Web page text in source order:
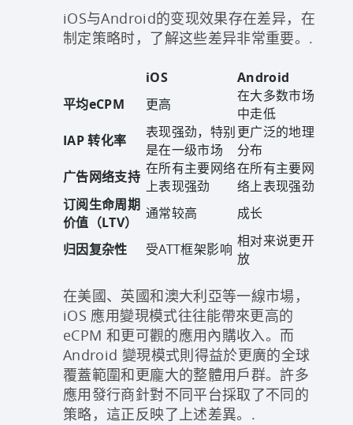
iOS与Android的变现效果存在差异，在
制定策略时，了解这些差异非常重要。.
iOS
Android
平均eCPM
更高
在大多数市场
中走低
IAP 转化率
表现强劲，特别
是在一级市场
更广泛的地理
分布
广告网络支持 在所有主要网络
上表现强劲
在所有主要网
络上表现强劲
订阅生命周期
价值（LTV）
通常较高 成长
归因复杂性 受ATT框架影响 相对来说更开
放
在美國、英國和澳大利亞等一線市場，
iOS 應用變現模式往往能帶來更高的
eCPM 和更可觀的應用內購收入。而
Android 變現模式則得益於更廣的全球
覆蓋範圍和更龐大的整體用戶群。許多
應用發行商針對不同平台採取了不同的
策略，這正反映了上述差異。.